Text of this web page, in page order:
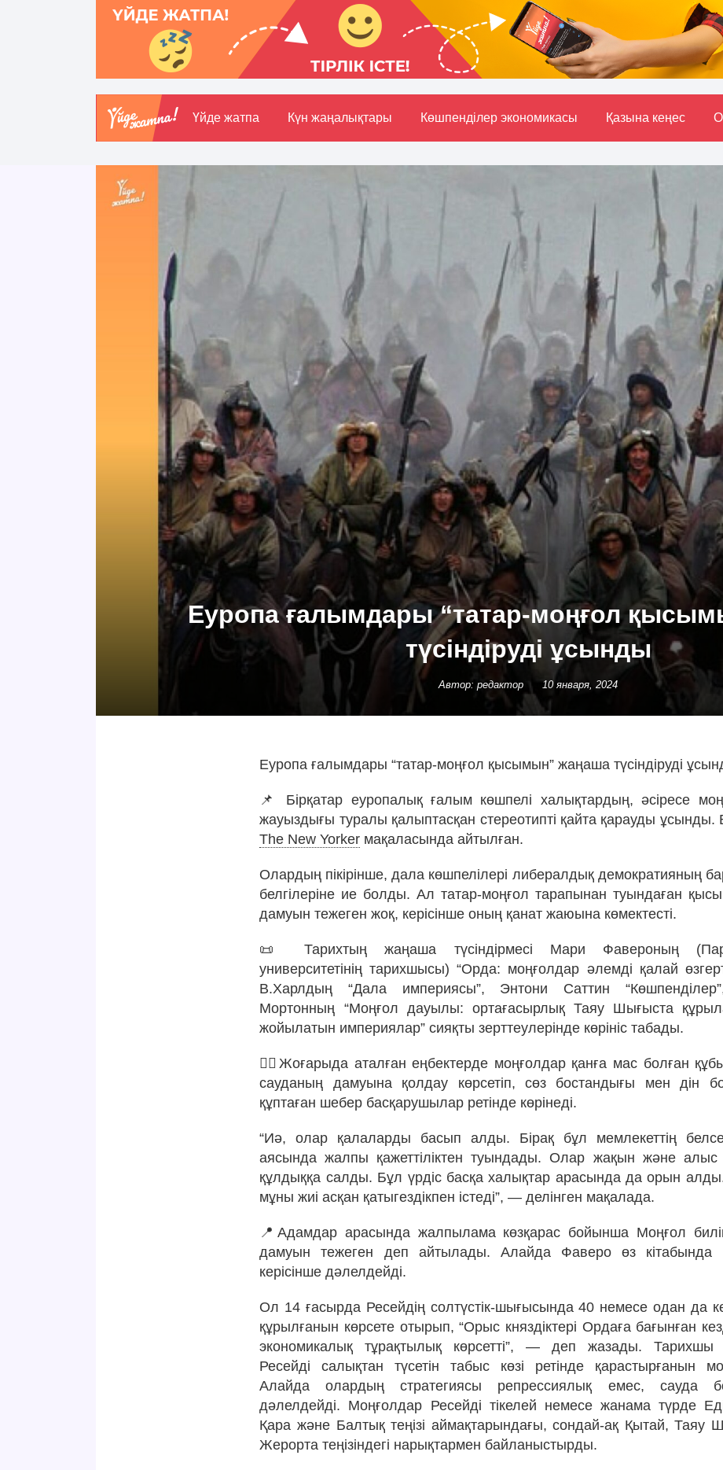
Үйде жатпа Күн жаңалықтары Көшпенділер экономикасы Қазына кеңес
Еуропа ғалымдары “татар-моңғол
түсіндіруді ұсынды
Автор: редактор 10 января, 2024
Еуропа ғалымдары “татар-моңғол қысымын” жаңаша түсіндіруді
📌 Бірқатар еуропалық ғалым көшпелі халықтардың, әсіресе
жауыздығы туралы қалыптасқан стереотипті қайта қарауды ұсынды.
The New Yorker мақаласында айтылған.
Олардың пікірінше, дала көшпелілері либералдық демократияның
белгілеріне ие болды. Ал татар-моңғол тарапынан туындаған
дамуын тежеген жоқ, керісінше оның қанат жаюына көмектесті.
📜 Тарихтың жаңаша түсіндірмесі Мари Фавероның
университетінің тарихшысы) “Орда: моңғолдар әлемді қалай
В.Харлдың “Дала империясы”, Энтони Саттин
Мортонның “Моңғол дауылы: ортағасырлық Таяу Шығыста
жойылатын империялар” сияқты зерттеулерінде көрініс табады.
☝🏻Жоғарыда аталған еңбектерде моңғолдар қанға мас болған
сауданың дамуына қолдау көрсетіп, сөз бостандығы мен дін
құптаған шебер басқарушылар ретінде көрінеді.
“Иә, олар қалаларды басып алды. Бірақ бұл мемлекеттің
аясында жалпы қажеттіліктен туындады. Олар жақын және алыс
құлдыққа салды. Бұл үрдіс басқа халықтар арасында да орын алды.
мұны жиі асқан қатыгездікпен істеді”, — делінген мақалада.
📍Адамдар арасында жалпылама көзқарас бойынша Моңғол
дамуын тежеген деп айтылады. Алайда Фаверо өз кітабында
керісінше дәлелдейді.
Ол 14 ғасырда Ресейдің солтүстік-шығысында 40 немесе одан да
құрылғанын көрсете отырып, “Орыс княздіктері Ордаға бағынған
экономикалық тұрақтылық көрсетті”, — деп жазады. Тарихшы
Ресейді салықтан түсетін табыс көзі ретінде қарастырғанын
Алайда олардың стратегиясы репрессиялық емес, сауда
дәлелдейді. Моңғолдар Ресейді тікелей немесе жанама түрде
Қара және Балтық теңізі аймақтарындағы, сондай-ақ Қытай, Таяу
Жерорта теңізіндегі нарықтармен байланыстырды.